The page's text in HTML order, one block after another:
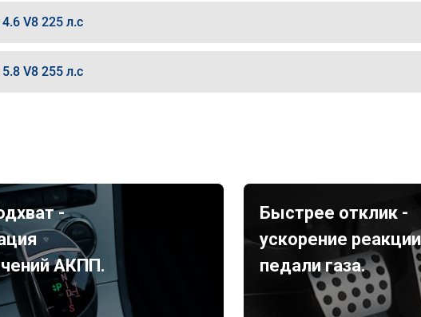
V8 225 л.с
V8 255 л.с
-
АКПП.
Быстрее отклик -
ускорение реакции
педали газа.